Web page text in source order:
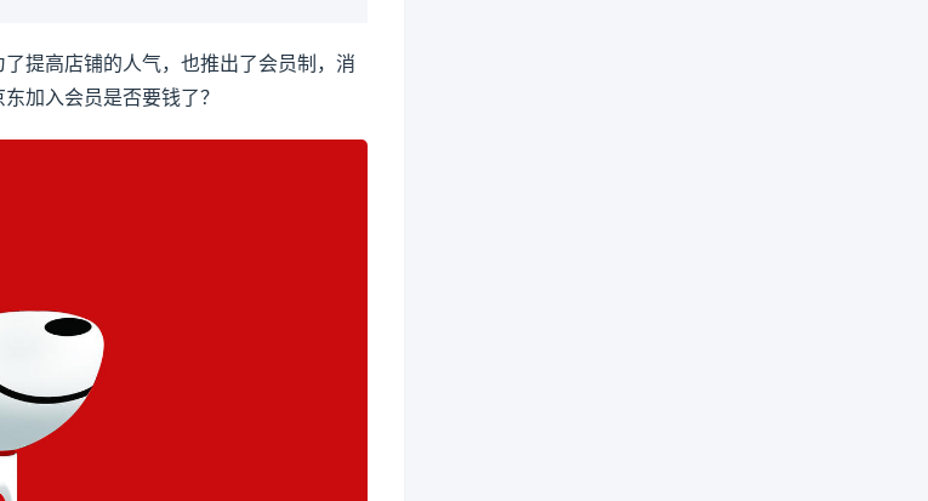
提高店铺的人气，也推出了会员制，消
加入会员是否要钱了？